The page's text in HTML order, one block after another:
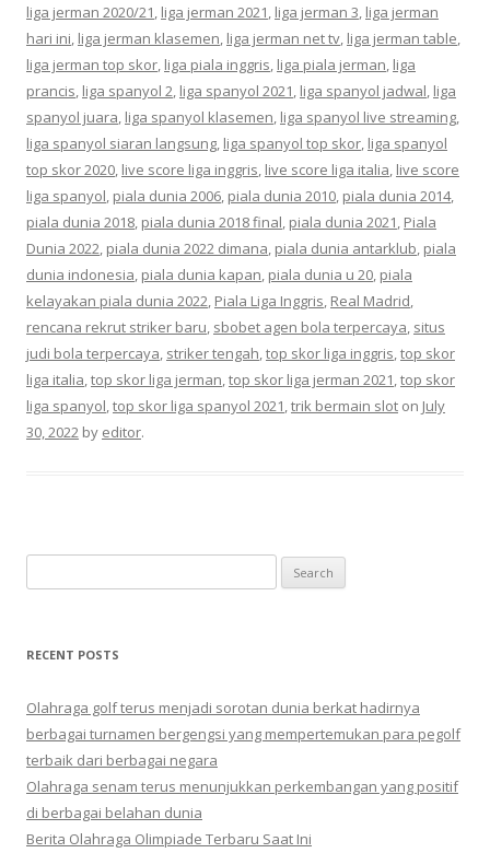
liga jerman 2020/21, liga jerman 2021, liga jerman 3, liga jerman
hari ini, liga jerman klasemen, liga jerman net tv, liga jerman table,
liga jerman top skor, liga piala inggris, liga piala jerman, liga
prancis, liga spanyol 2, liga spanyol 2021, liga spanyol jadwal, liga
spanyol juara, liga spanyol klasemen, liga spanyol live streaming,
liga spanyol siaran langsung, liga spanyol top skor, liga spanyol
top skor 2020, live score liga inggris, live score liga italia, live score
liga spanyol, piala dunia 2006, piala dunia 2010, piala dunia 2014,
piala dunia 2018, piala dunia 2018 final, piala dunia 2021, Piala
Dunia 2022, piala dunia 2022 dimana, piala dunia antarklub, piala
dunia indonesia, piala dunia kapan, piala dunia u 20, piala
kelayakan piala dunia 2022, Piala Liga Inggris, Real Madrid,
rencana rekrut striker baru, sbobet agen bola terpercaya, situs
judi bola terpercaya, striker tengah,top skor liga inggris,top skor
liga italia,top skor liga jerman,top skor liga jerman 2021,top skor
liga spanyol,top skor liga spanyol 2021,trik bermain slot on July
30, 2022 by editor.
for:
RECENT POSTS
Olahraga golf terus menjadi sorotan dunia berkat hadirnya
berbagai turnamen bergengsi yang mempertemukan para pegolf
terbaik dari berbagai negara
Olahraga senam terus menunjukkan perkembangan yang positif
di berbagai belahan dunia
Berita Olahraga Olimpiade Terbaru Saat Ini